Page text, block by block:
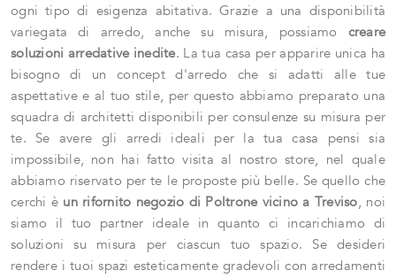
ogni tipo di esigenza abitativa. Grazie a una disponibilità
variegata di arredo, anche su misura, possiamo creare
soluzioni arredative inedite. La tua casa per apparire unica ha
bisogno di un concept d'arredo che si adatti alle tue
aspettative e al tuo stile, per questo abbiamo preparato una
squadra di architetti disponibili per consulenze su misura per
te. Se avere gli arredi ideali per la tua casa pensi sia
impossibile, non hai fatto visita al nostro store, nel quale
abbiamo riservato per te le proposte più belle. Se quello che
cerchi è un rifornito negozio di Poltrone vicino a Treviso, noi
siamo il tuo partner ideale in quanto ci incarichiamo di
soluzioni su misura per ciascun tuo spazio. Se desideri
rendere i tuoi spazi esteticamente gradevoli con arredamenti